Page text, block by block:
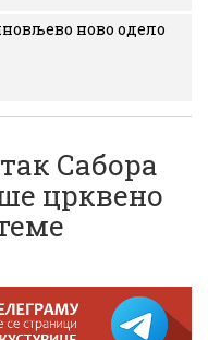
ново одело
Сабора
црквено